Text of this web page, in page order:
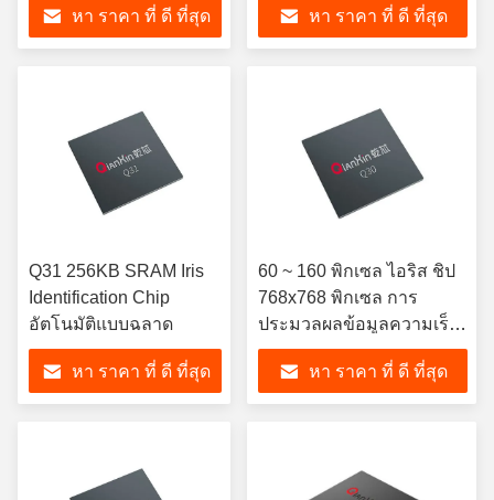
หา ราคา ที่ ดี ที่สุด หา ราคา ที่ ดี ที่สุด
Q31 256KB SRAM Iris
Identification Chip
อัตโนมัติแบบฉลาด
หา ราคา ที่ ดี ที่สุด
60 ~ 160 พิกเซล ไอริส ชิป
768x768 พิกเซล การ
ประมวลผลข้อมูลความเร็ว
สูง
หา ราคา ที่ ดี ที่สุด